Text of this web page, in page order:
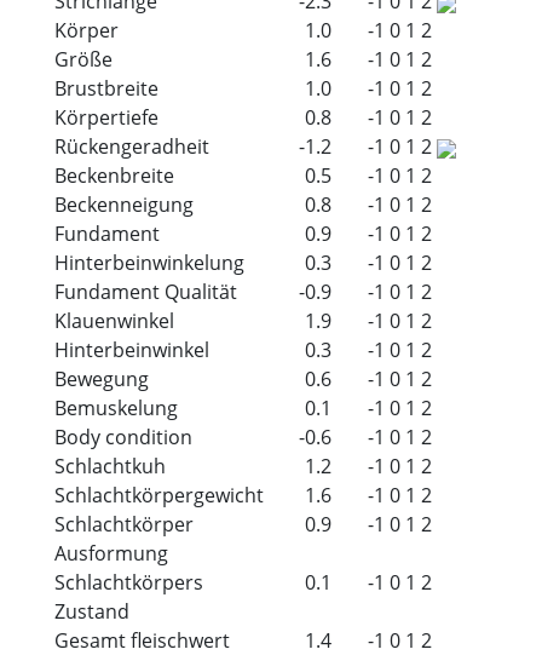
Körper
1.0 -1 0 1 2
Größe
1.6 -1 0 1 2
Brustbreite
1.0 -1 0 1 2
Körpertiefe
0.8 -1 0 1 2
Rückengeradheit
-1.2 -1 0 1 2
Beckenbreite
0.5 -1 0 1 2
Beckenneigung
0.8 -1 0 1 2
Fundament
0.9 -1 0 1 2
Hinterbeinwinkelung
0.3 -1 0 1 2
Fundament Qualität
-0.9 -1 0 1 2
Klauenwinkel
1.9 -1 0 1 2
Hinterbeinwinkel
0.3 -1 0 1 2
Bewegung
0.6 -1 0 1 2
Bemuskelung
0.1 -1 0 1 2
Body condition
-0.6 -1 0 1 2
Schlachtkuh
1.2 -1 0 1 2
Schlachtkörpergewicht
1.6 -1 0 1 2
Schlachtkörper
Ausformung
0.9 -1 0 1 2
Schlachtkörpers
Zustand
0.1 -1 0 1 2
Gesamt fleischwert 1.4 -1 0 1 2